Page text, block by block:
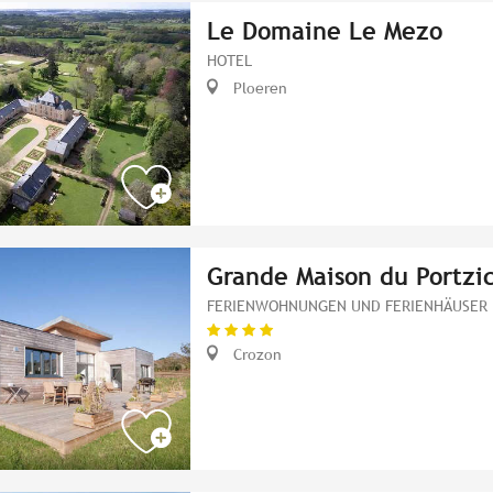
Le Domaine Le Mezo
HOTEL
Ploeren
Grande Maison du
FERIENWOHNUNGEN UND FERIENHÄUSER
Crozon